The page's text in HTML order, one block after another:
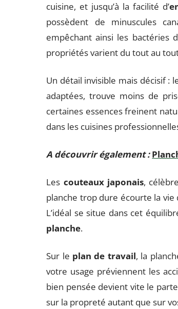
cuisine, et jusqu’à la facilité d’
possèdent de minuscules
empêchant ainsi les bactéries
propriétés varient du tout au
Un détail invisible mais décisif :
adaptées, trouve moins de
certaines essences freinent
dans les cuisines
A découvrir également :
Les couteaux japonais,
planche trop dure écourte la
L’idéal se situe dans cet
planche.
Sur le plan de travail, la
votre usage préviennent les
bien pensée devient vite le
sur la propreté autant que sur